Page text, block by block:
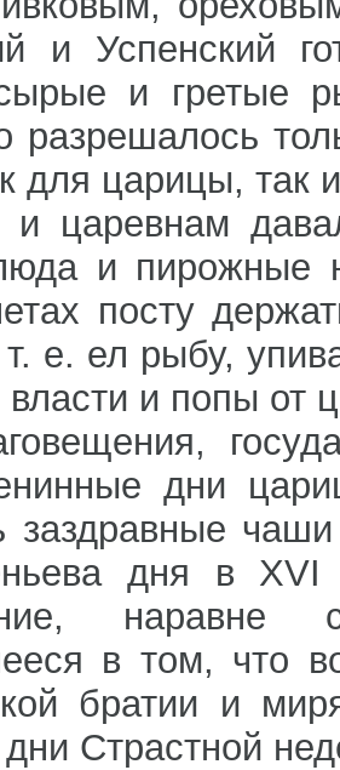
и Успенский
и гретые
разрешалось
для царицы, так
и царевнам
и пирожные
посту
т. е. ел рыбу,
власти и попы от
дни
заздравные
дня в
в том, что
братии и
Страстной